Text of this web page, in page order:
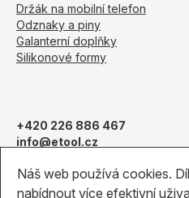
Držák na mobilní telefon
Odznaky a piny
Galanterní doplňky
Silikonové formy
+420 226 886 467
info@etool.cz
Pantone vzorník
Náš web používá cookies.
nabídnout více efektivní